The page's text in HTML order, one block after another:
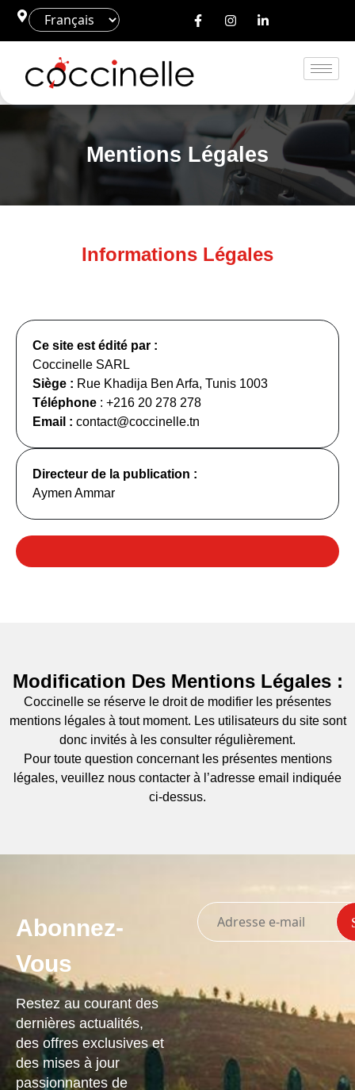
Mentions Légales
Informations Légales
Ce site est édité par :
Coccinelle SARL
Siège : Rue Khadija Ben Arfa, Tunis 1003
Téléphone : +216 20 278 278
Email : contact@coccinelle.tn
Directeur de la publication :
Aymen Ammar
Modification Des Mentions Légales :
Coccinelle se réserve le droit de modifier les présentes
mentions légales à tout moment. Les utilisateurs du site sont
donc invités à les consulter régulièrement.
Pour toute question concernant les présentes mentions
légales, veuillez nous contacter à l’adresse email indiquée
ci-dessus.
Abonnez-
Vous
Restez au courant des
dernières actualités,
des offres exclusives et
des mises à jour
passionnantes de